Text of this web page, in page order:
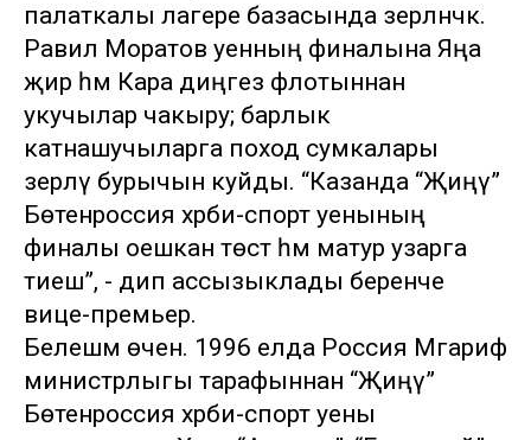
палаткалы лагере базасында әзерләнәчәк.
Равил Моратов уенның финалына Яңа
җир һәм Кара диңгез флотыннан
укучылар чакыру; барлык
катнашучыларга поход сумкалары
әзерләү бурычын куйды. “Казанда “Җиңү”
Бөтенроссия хәрби-спорт уенының
финалы оешкан төстә һәм матур узарга
тиеш”, - дип ассызыклады беренче
вице-премьер.
Белешмә өчен. 1996 елда Россия Мәгариф
министрлыгы тарафыннан “Җиңү”
Бөтенроссия хәрби-спорт уены